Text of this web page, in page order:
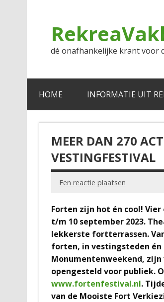
dé onafhankelijke krant voor
HOME INFORMATIE UIT
MEER DAN 270
VESTINGFESTIVAL
Een reactie plaatsen
Forten zijn hot én cool!
t/m 10 september 2023.
lekkerste fortterrassen.
forten, in vestingsteden én
Monumentenweekend,
opengesteld voor publiek.
www.fortenfestival.nl.
van de Mooiste Fort